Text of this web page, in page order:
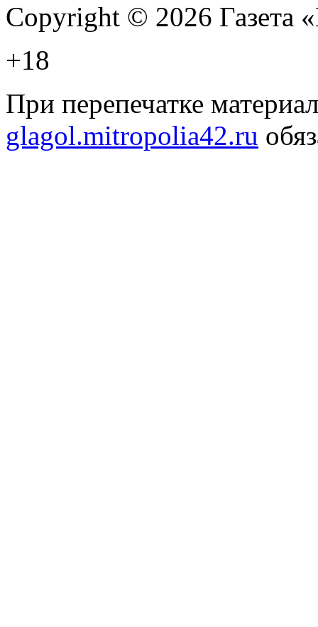
Copyright © 2026 Газета
+18
При перепечатке
glagol.mitropolia42.ru